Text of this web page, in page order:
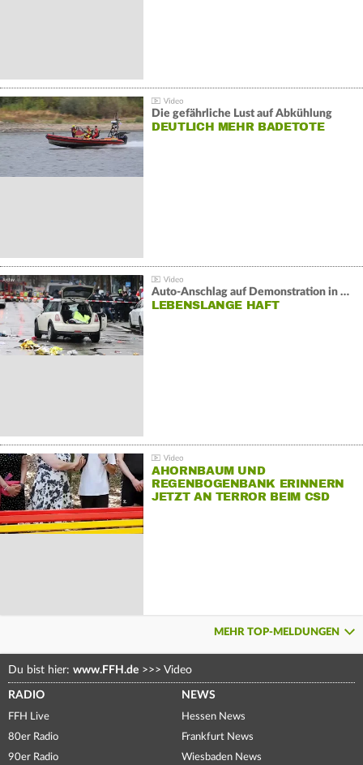
Die gefährliche Lust auf Abkühlung
DEUTLICH MEHR BADETOTE
Auto-Anschlag auf Demonstration in München:
LEBENSLANGE HAFT
AHORNBAUM UND
REGENBOGENBANK ERINNERN
JETZT AN TERROR BEIM CSD
MEHR TOP-MELDUNGEN
Du bist hier: www.FFH.de >>> Video
RADIO
FFH Live
80er Radio
90er Radio
NEWS
Hessen News
Frankfurt News
Wiesbaden News